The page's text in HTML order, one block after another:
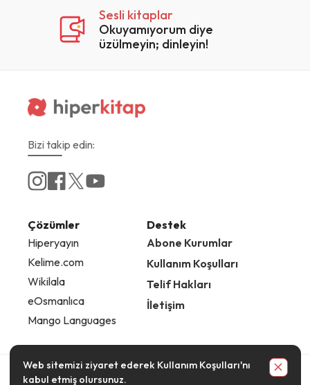
Sesli kitaplar
Okuyamıyorum diye
üzülmeyin; dinleyin!
Web sitemizi ziyaret ederek Kullanım Koşulları'nı
kabul etmiş olursunuz.
Bizi takip edin:
Çözümler
Hiperyayın
Kelime.com
Wikilala
eOsmanlıca
Mango Languages
Destek
Abone Kurumlar
Kullanım Koşulları
Telif Hakları
İletişim
Hiperlink Limited Şirketi. Tüm hakları saklıdır.